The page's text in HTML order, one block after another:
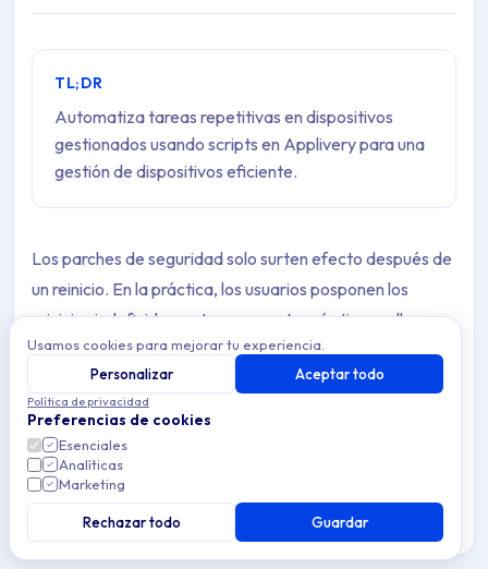
TL;DR
Automatiza tareas repetitivas en dispositivos
gestionados usando scripts en Applivery para una
gestión de dispositivos eficiente.
Los parches de seguridad solo surten efecto después de
un reinicio. En la práctica, los usuarios posponen los
reinicios indefinidamente — y cuanto más tiempo lleva un
dispositivo sin reiniciar, más actualizaciones de seguridad
se acumulan en estado pendiente. Los equipos que
llevan semanas encendidos también tienden a mostrar
un rendimiento degradado y presión de memoria que un
simple reinicio resolvería.
El problema de forzar un reinicio con un apagado
Usamos cookies para mejorar tu experiencia.
Personalizar
Aceptar todo
Política de privacidad
Preferencias de cookies
Esenciales
Analíticas
Marketing
Rechazar todo Guardar